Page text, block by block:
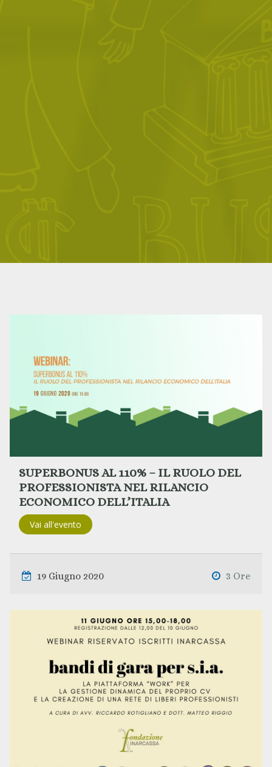
SUPERBONUS AL 110% – IL RUOLO DEL
PROFESSIONISTA NEL RILANCIO
ECONOMICO DELL’ITALIA
Vai all'evento
19 Giugno 2020 3 Ore